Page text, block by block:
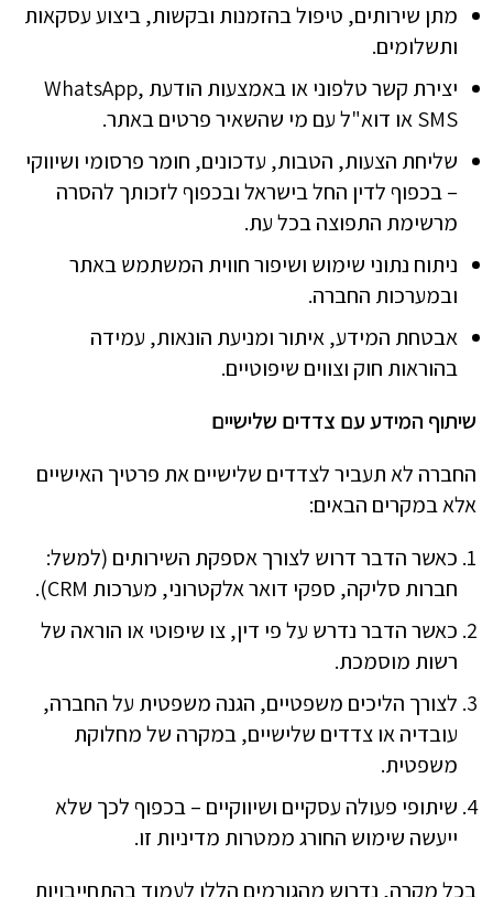
מתן שירותים, טיפול בהזמנות ובקשות, ביצוע עסקאות
ותשלומים.
יצירת קשר טלפוני או באמצעות הודעת WhatsApp,
SMS או דוא"ל עם מי שהשאיר פרטים באתר.
שליחת הצעות, הטבות, עדכונים, חומר פרסומי ושיווקי
– בכפוף לדין החל בישראל ובכפוף לזכותך להסרה
מרשימת התפוצה בכל עת.
ניתוח נתוני שימוש ושיפור חווית המשתמש באתר
ובמערכות החברה.
אבטחת המידע, איתור ומניעת הונאות, עמידה
בהוראות חוק וצווים שיפוטיים.
שיתוף המידע עם צדדים שלישיים
החברה לא תעביר לצדדים שלישיים את פרטיך האישיים
אלא במקרים הבאים:
כאשר הדבר דרוש לצורך אספקת השירותים (למשל:
חברות סליקה, ספקי דואר אלקטרוני, מערכות CRM).
כאשר הדבר נדרש על פי דין, צו שיפוטי או הוראה של
רשות מוסמכת.
לצורך הליכים משפטיים, הגנה משפטית על החברה,
עובדיה או צדדים שלישיים, במקרה של מחלוקת
משפטית.
שיתופי פעולה עסקיים ושיווקיים – בכפוף לכך שלא
ייעשה שימוש החורג ממטרות מדיניות זו.
בכל מקרה, נדרוש מהגורמים הללו לעמוד בהתחייבויות